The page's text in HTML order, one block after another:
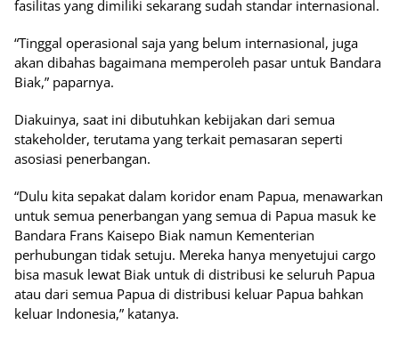
fasilitas yang dimiliki sekarang sudah standar internasional.
“Tinggal operasional saja yang belum internasional, juga
akan dibahas bagaimana memperoleh pasar untuk Bandara
Biak,” paparnya.
Diakuinya, saat ini dibutuhkan kebijakan dari semua
stakeholder, terutama yang terkait pemasaran seperti
asosiasi penerbangan.
“Dulu kita sepakat dalam koridor enam Papua, menawarkan
untuk semua penerbangan yang semua di Papua masuk ke
Bandara Frans Kaisepo Biak namun Kementerian
perhubungan tidak setuju. Mereka hanya menyetujui cargo
bisa masuk lewat Biak untuk di distribusi ke seluruh Papua
atau dari semua Papua di distribusi keluar Papua bahkan
keluar Indonesia,” katanya.